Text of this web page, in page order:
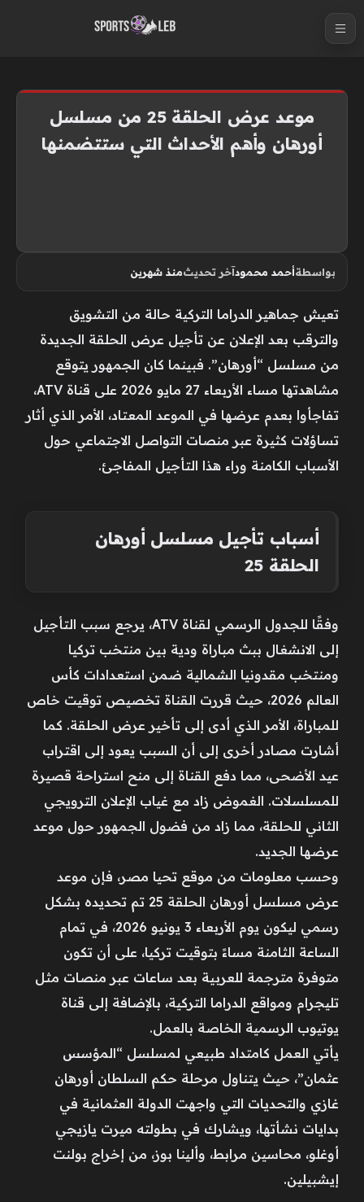
موعد عرض الحلقة 25 من مسلسل
أورهان وأهم الأحداث التي ستتضمنها
بواسطةأحمد محمودآخر تحديثمنذ شهرين
تعيش جماهير الدراما التركية حالة من التشويق
والترقب بعد الإعلان عن تأجيل عرض الحلقة الجديدة
من مسلسل “أورهان”. فبينما كان الجمهور يتوقع
مشاهدتها مساء الأربعاء 27 مايو 2026 على قناة ATV،
تفاجأوا بعدم عرضها في الموعد المعتاد، الأمر الذي أثار
تساؤلات كثيرة عبر منصات التواصل الاجتماعي حول
الأسباب الكامنة وراء هذا التأجيل المفاجئ.
أسباب تأجيل مسلسل أورهان
الحلقة 25
وفقًا للجدول الرسمي لقناة ATV، يرجع سبب التأجيل
إلى الانشغال ببث مباراة ودية بين منتخب تركيا
ومنتخب مقدونيا الشمالية ضمن استعدادات كأس
العالم 2026، حيث قررت القناة تخصيص توقيت خاص
للمباراة، الأمر الذي أدى إلى تأخير عرض الحلقة. كما
أشارت مصادر أخرى إلى أن السبب يعود إلى اقتراب
عيد الأضحى، مما دفع القناة إلى منح استراحة قصيرة
للمسلسلات. الغموض زاد مع غياب الإعلان الترويجي
الثاني للحلقة، مما زاد من فضول الجمهور حول موعد
عرضها الجديد.
وحسب معلومات من موقع تحيا مصر، فإن موعد
عرض مسلسل أورهان الحلقة 25 تم تحديده بشكل
رسمي ليكون يوم الأربعاء 3 يونيو 2026، في تمام
الساعة الثامنة مساءً بتوقيت تركيا، على أن تكون
متوفرة مترجمة للعربية بعد ساعات عبر منصات مثل
تليجرام ومواقع الدراما التركية، بالإضافة إلى قناة
يوتيوب الرسمية الخاصة بالعمل.
يأتي العمل كامتداد طبيعي لمسلسل “المؤسس
عثمان”، حيث يتناول مرحلة حكم السلطان أورهان
غازي والتحديات التي واجهت الدولة العثمانية في
بدايات نشأتها، ويشارك في بطولته ميرت يازيجي
أوغلو، محاسين مرابط، وألينا بوز، من إخراج بولنت
إيشبيلين.